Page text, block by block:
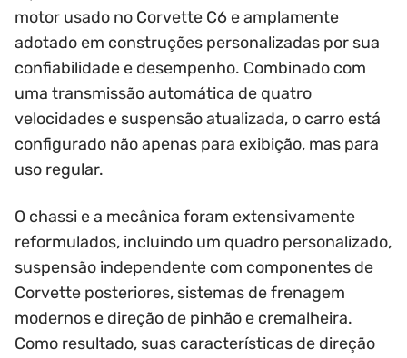
motor usado no Corvette C6 e amplamente
adotado em construções personalizadas por sua
confiabilidade e desempenho. Combinado com
uma transmissão automática de quatro
velocidades e suspensão atualizada, o carro está
configurado não apenas para exibição, mas para
uso regular.
O chassi e a mecânica foram extensivamente
reformulados, incluindo um quadro personalizado,
suspensão independente com componentes de
Corvette posteriores, sistemas de frenagem
modernos e direção de pinhão e cremalheira.
Como resultado, suas características de direção